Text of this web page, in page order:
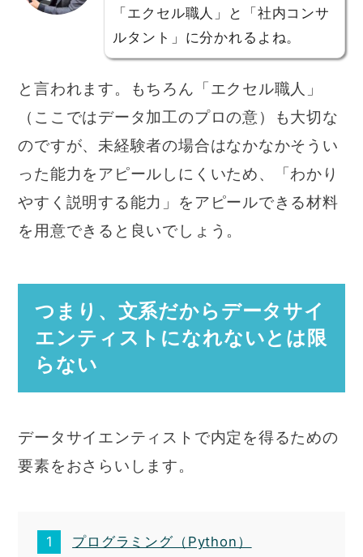
「エクセル職人」と「社内コンサ
ルタント」に分かれるよね。
と言われます。もちろん「エクセル職人」
（ここではデータ加工のプロの意）も大切な
のですが、未経験者の場合はなかなかそうい
った能力をアピールしにくいため、「わかり
やすく説明する能力」をアピールできる材料
を用意できると良いでしょう。
つまり、文系だからデータサイ
エンティストになれないとは限
らない
データサイエンティストで内定を得るための
要素をおさらいします。
プログラミング（Python）